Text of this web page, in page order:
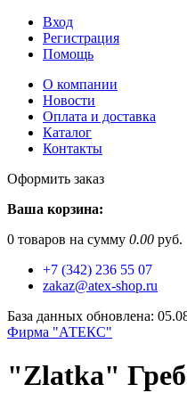
Вход
Регистрация
Помощь
О компании
Новости
Оплата и доставка
Каталог
Контакты
Оформить заказ
Ваша корзина:
0 товаров на сумму 0.00 руб.
+7 (342) 236 55 07
zakaz@atex-shop.ru
База данных обновлена:
Фирма "АТЕКС"
"Zlatka"